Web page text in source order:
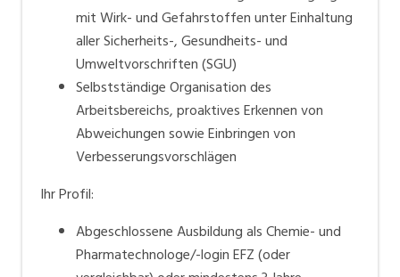
mit Wirk- und Gefahrstoffen unter Einhaltung
aller Sicherheits-, Gesundheits- und
Umweltvorschriften (SGU)
Selbstständige Organisation des
Arbeitsbereichs, proaktives Erkennen von
Abweichungen sowie Einbringen von
Verbesserungsvorschlägen
Ihr Profil:
Abgeschlossene Ausbildung als Chemie- und
Pharmatechnologe/-login EFZ (oder